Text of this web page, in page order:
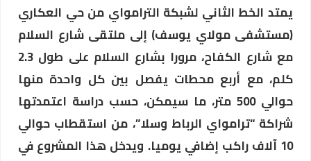
يمتد الخط الثاني لشبكة الترامواي من حي العكاري
(مستشفى مولاي يوسف) إلى ملتقى شارع السلام
مع شارع الكفاح، مرورا بشارع السلام على طول 2.3
كلم، مع أربع محطات يفصل بين كل واحدة منها
حوالي 500 متر، ما سيمكن، حسب دراسة اعتمدتها
شراكة “ترامواي الرباط وسلا”، من استقطاب حوالي
10 آلاف راكب إضافي يوميا. ويدخل هذا المشروع في